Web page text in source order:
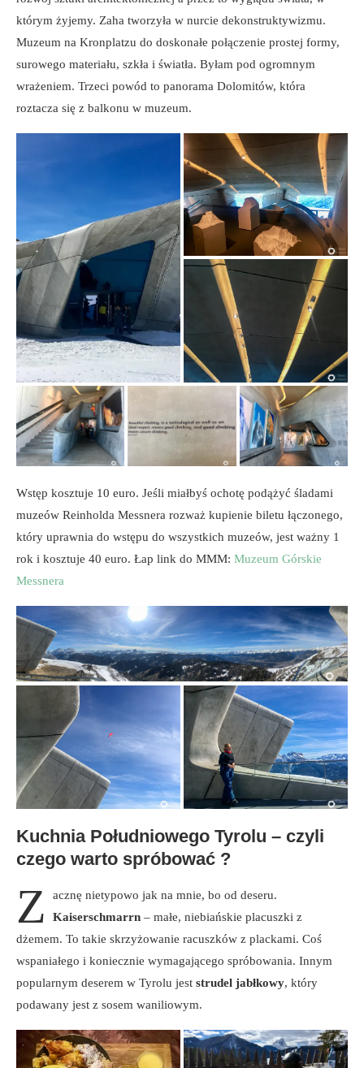
którym żyjemy. Zaha tworzyła w nurcie dekonstruktywizmu.
Muzeum na Kronplatzu do doskonałe połączenie prostej formy,
surowego materiału, szkła i światła. Byłam pod ogromnym
wrażeniem. Trzeci powód to panorama Dolomitów, która
roztacza się z balkonu w muzeum.
Wstęp kosztuje 10 euro. Jeśli miałbyś ochotę podążyć śladami
muzeów Reinholda Messnera rozważ kupienie biletu łączonego,
który uprawnia do wstępu do wszystkich muzeów, jest ważny 1
rok i kosztuje 40 euro. Łap link do MMM: Muzeum Górskie
Messnera
Kuchnia Południowego Tyrolu – czyli
czego warto spróbować ?
Z
acznę nietypowo jak na mnie, bo od deseru.
Kaiserschmarrn – małe, niebiańskie placuszki z
dżemem. To takie skrzyżowanie racuszków z plackami. Coś
wspaniałego i koniecznie wymagającego spróbowania. Innym
popularnym deserem w Tyrolu jest strudel jabłkowy, który
podawany jest z sosem waniliowym.